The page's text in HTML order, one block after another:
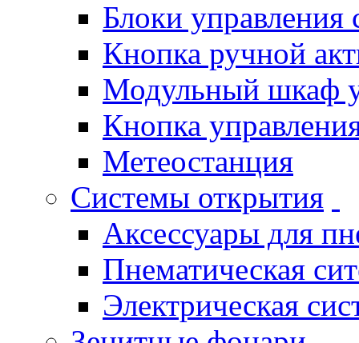
Блоки
Кнопка ручной
Модульный шкаф
Кнопка
Метеостанция
Системы открытия
Аксессуары для
Пнематическая
Электрическая